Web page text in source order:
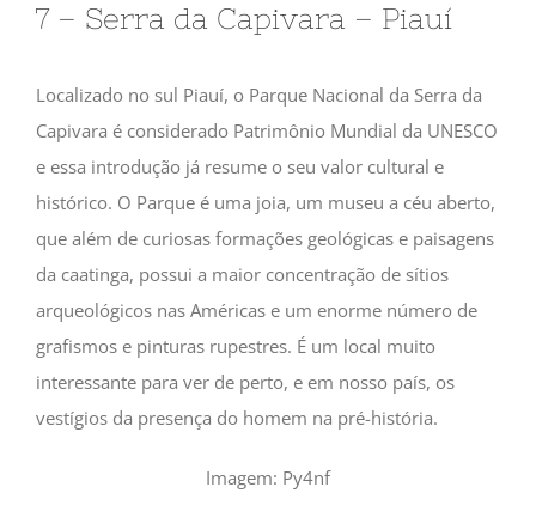
7 – Serra da Capivara – Piauí
Localizado no sul Piauí, o Parque Nacional da Serra da
Capivara é considerado Patrimônio Mundial da UNESCO
e essa introdução já resume o seu valor cultural e
histórico. O Parque é uma joia, um museu a céu aberto,
que além de curiosas formações geológicas e paisagens
da caatinga, possui a maior concentração de sítios
arqueológicos nas Américas e um enorme número de
grafismos e pinturas rupestres. É um local muito
interessante para ver de perto, e em nosso país, os
vestígios da presença do homem na pré-história.
Imagem: Py4nf